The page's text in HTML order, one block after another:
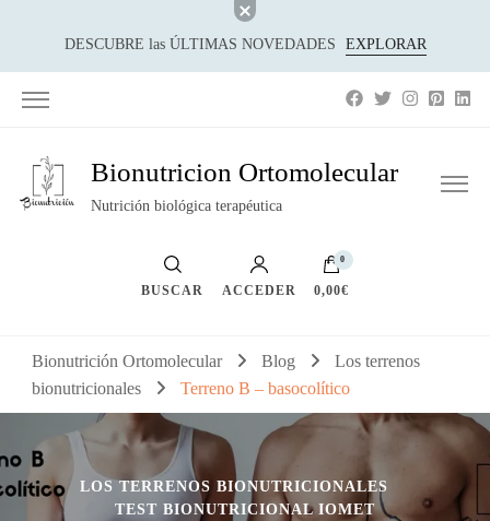
DESCUBRE las ÚLTIMAS NOVEDADES EXPLORAR
Bionutricion Ortomolecular
Nutrición biológica terapéutica
BUSCAR ACCEDER
0
0,00€
Bionutrición Ortomolecular Blog
Los terrenos
bionutricionales
Terreno B – basocolítico
LOS TERRENOS BIONUTRICIONALES
TEST BIONUTRICIONAL IOMET